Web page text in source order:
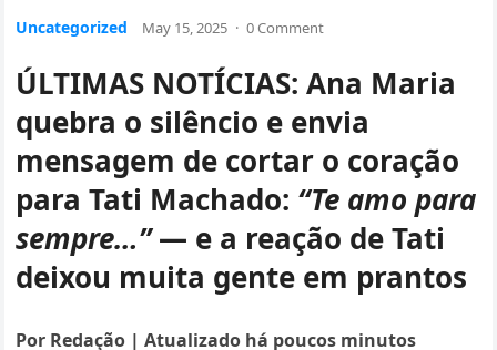
Uncategorized May 15, 2025 · 0 Comment
ÚLTIMAS NOTÍCIAS: Ana Maria
quebra o silêncio e envia
mensagem de cortar o coração
para Tati Machado: “Te amo para
sempre…”— e a reação de Tati
deixou muita gente em prantos
Por Redação | Atualizado há poucos minutos